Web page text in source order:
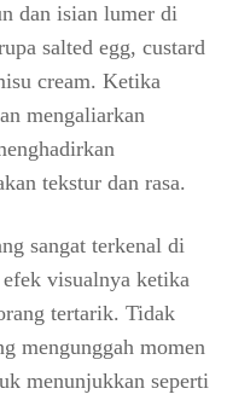
dan isian lumer di
salted egg, custard
cream. Ketika
mengaliarkan
tekstur dan rasa.
sangat terkenal di
visualnya ketika
tertarik. Tidak
mengunggah momen
menunjukkan seperti